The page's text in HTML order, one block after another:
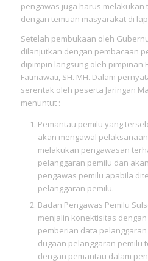
pengawas juga harus
dengan temuan masyarakat di
Setelah pembukaan oleh
dilanjutkan dengan pembacaan
dipimpin langsung oleh pimpinan
Fatmawati, SH. MH. Dalam
serentak oleh peserta Jaringan
menuntut :
Pemantau pemilu yang
akan mengawal
melakukan pengawasan
pelanggaran pemilu dan
pengawas pemilu apabila
pelanggaran pemilu.
Badan Pengawas Pemilu
menjalin konektisitas
pemberian data
dugaan pelanggaran pemilu
dengan pemantau dalam